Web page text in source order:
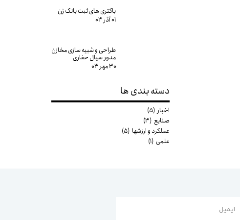
باکتری های ثبت بانک ژن
۰۱ آذر ۰۳
طراحی و شبیه سازی مخازن
مدور سیال حفاری
۳۰ مهر ۰۳
دسته بندی ها
اخبار (۵)
صنایع (۳)
عملکرد و ارزشها (۵)
علمی (۱)
ایمیل